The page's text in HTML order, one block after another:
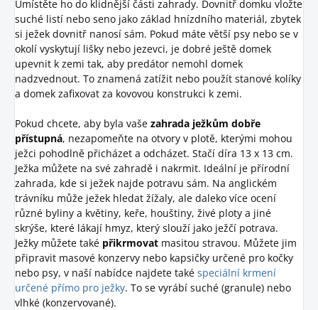
Umístěte ho do klidnější části zahrady. Dovnitř domku vložte
suché listí nebo seno jako základ hnízdního materiál, zbytek
si ježek dovnitř nanosí sám. Pokud máte větší psy nebo se v
okolí vyskytují lišky nebo jezevci, je dobré ještě domek
upevnit k zemi tak, aby predátor nemohl domek
nadzvednout. To znamená zatížit nebo použít stanové kolíky
a domek zafixovat za kovovou konstrukci k zemi.
Pokud chcete, aby byla vaše zahrada ježkům dobře
přístupná, nezapomeňte na otvory v plotě, kterými mohou
ježci pohodlně přicházet a odcházet. Stačí díra 13 x 13 cm.
Ježka můžete na své zahradě i nakrmit. Ideální je přírodní
zahrada, kde si ježek najde potravu sám. Na anglickém
trávníku může ježek hledat žížaly, ale daleko více ocení
různé byliny a květiny, keře, houštiny, živé ploty a jiné
skrýše, které lákají hmyz, který slouží jako ježčí potrava.
Ježky můžete také přikrmovat masitou stravou. Můžete jim
připravit masové konzervy nebo kapsičky určené pro kočky
nebo psy, v naší nabídce najdete také speciální krmení
určené přímo pro ježky. To se vyrábí suché (granule) nebo
vlhké (konzervované).